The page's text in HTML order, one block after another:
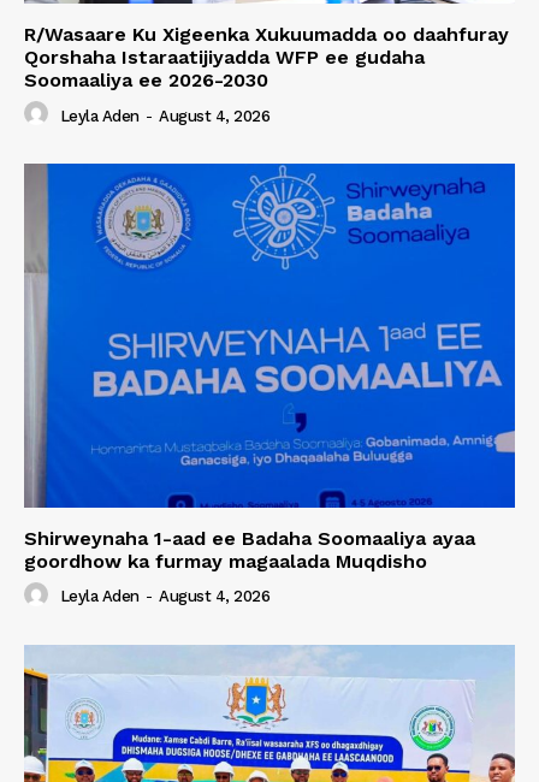
R/Wasaare Ku Xigeenka Xukuumadda oo daahfuray
Qorshaha Istaraatijiyadda WFP ee gudaha
Soomaaliya ee 2026-2030
Leyla Aden - August 4, 2026
Shirweynaha 1-aad ee Badaha Soomaaliya ayaa
goordhow ka furmay magaalada Muqdisho
Leyla Aden - August 4, 2026